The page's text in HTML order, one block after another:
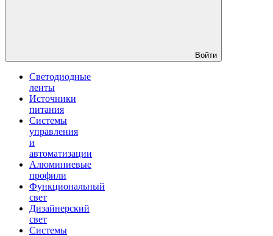
Войти
Светодиодные
ленты
Источники
питания
Системы
управления
и
автоматизации
Алюминиевые
профили
Функциональный
свет
Дизайнерский
свет
Системы